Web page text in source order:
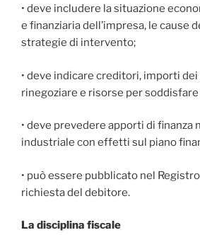
• deve includere la situazione
e finanziaria dell’impresa, le cause
strategie di intervento;
• deve indicare creditori, importi
rinegoziare e risorse per
• deve prevedere apporti di finanza
industriale con effetti sul piano
• può essere pubblicato nel
richiesta del debitore.
La disciplina fiscale